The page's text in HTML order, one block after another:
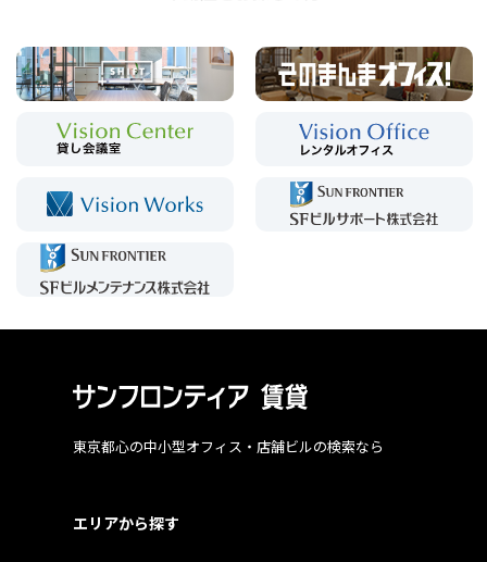
東京都心の中小型オフィス・店舗ビルの検索なら
エリアから探す